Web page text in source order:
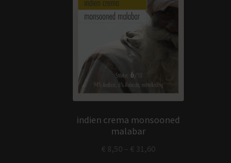
indien crema monsooned
malabar
€ 8,50– € 31,60